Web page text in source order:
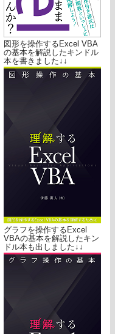
図形を操作するExcel VBA
の基本を解説したキンドル
本を書きました↓↓
グラフを操作するExcel
VBAの基本を解説したキン
ドル本も出しました↓↓